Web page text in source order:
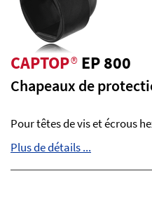
CAPTOP®EP 800
Chapeaux de
Pour têtes de vis et écrous
Plus de détails ...